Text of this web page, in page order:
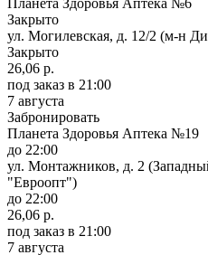
Закрыто
ул. Могилевская, д. 12/2 (м-н
Закрыто
26,06 р.
под заказ в 21:00
7 августа
Забронировать
Планета Здоровья Аптека №19
до 22:00
ул. Монтажников, д. 2
"Евроопт")
до 22:00
26,06 р.
под заказ в 21:00
7 августа